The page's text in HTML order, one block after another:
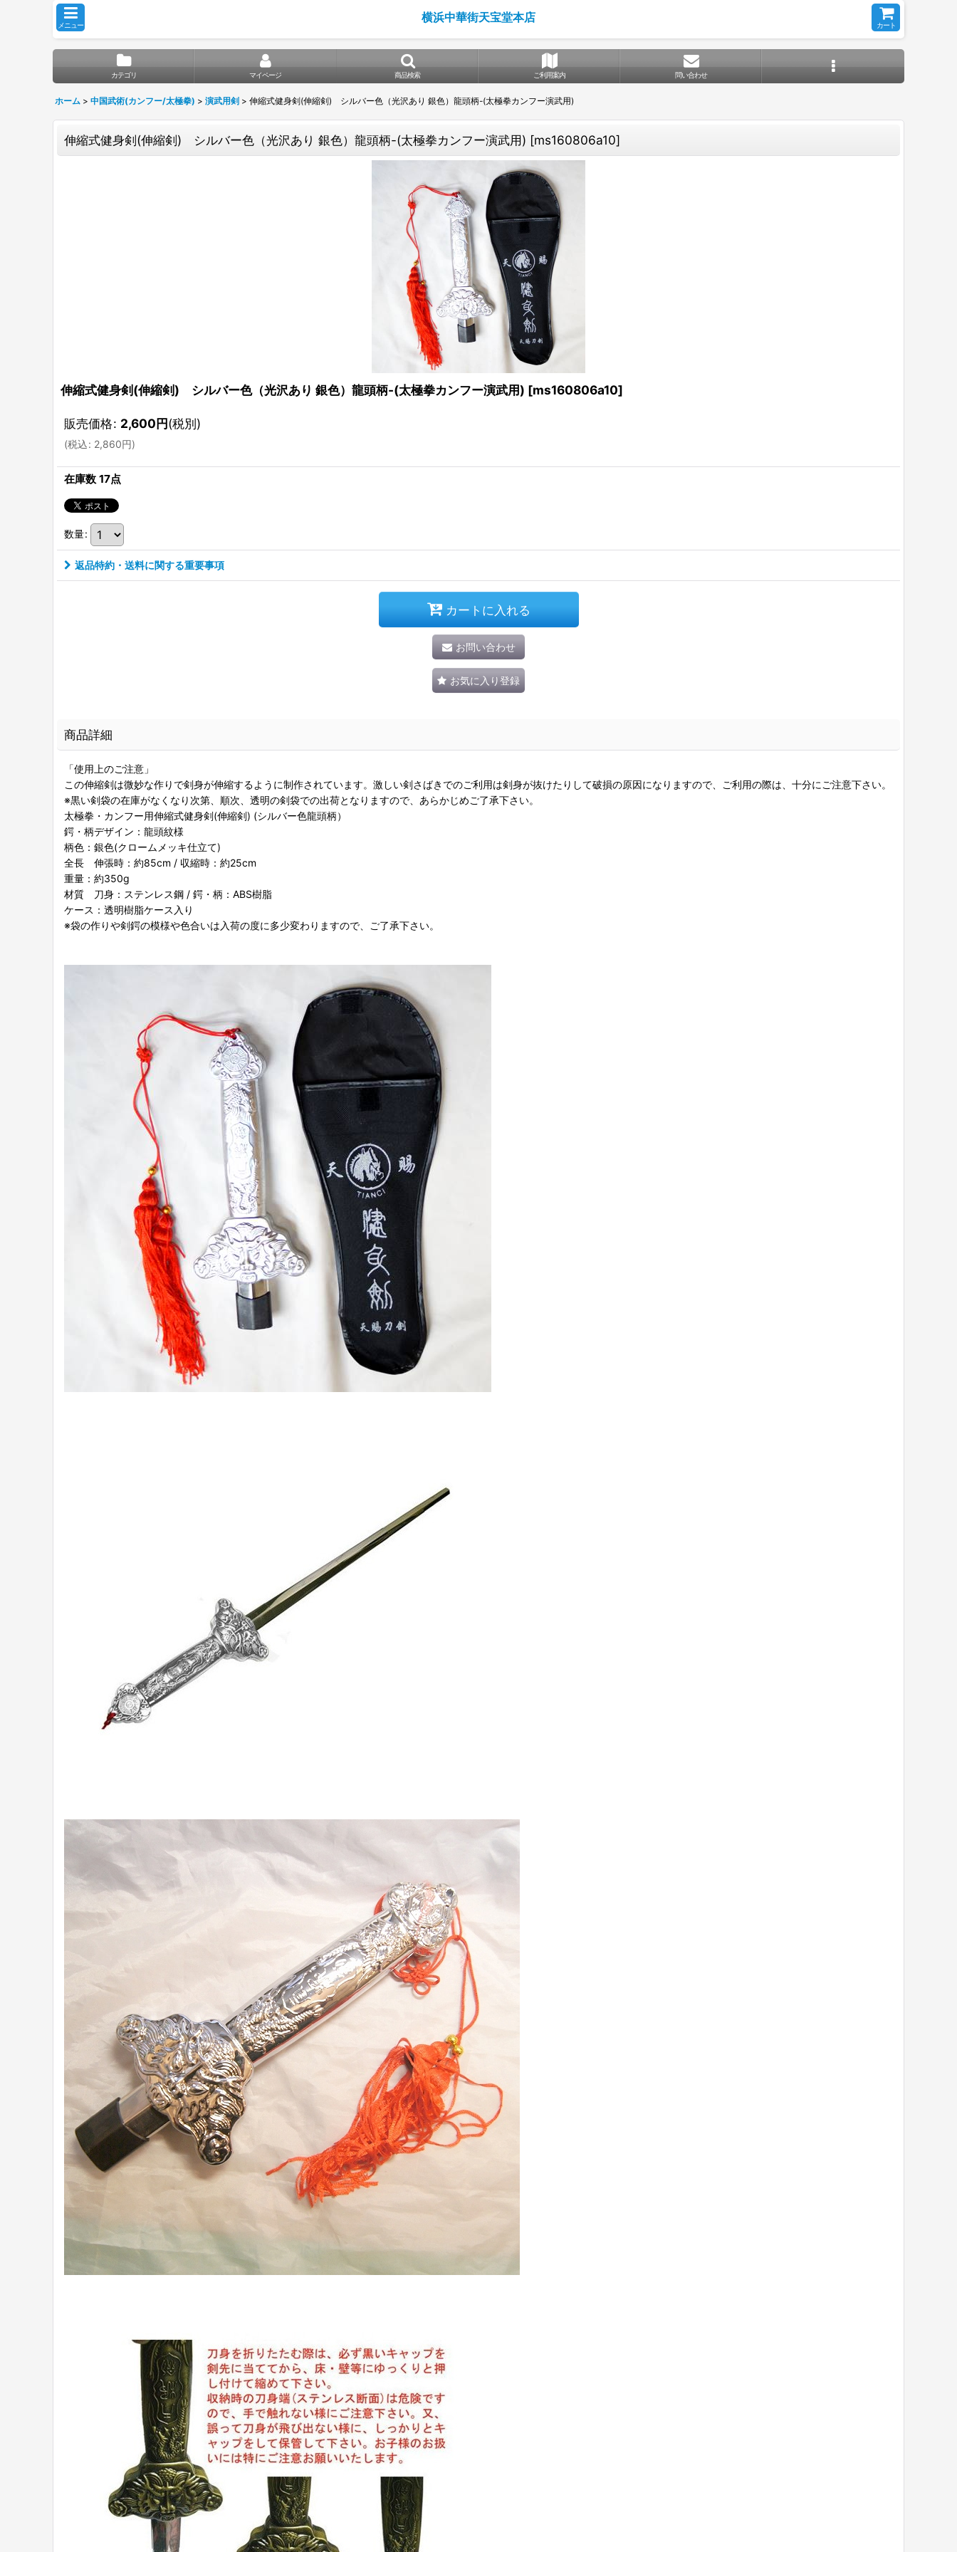
メニュー
横浜中華街天宝堂本店
カート
カテゴリ マイページ 商品検索 ご利用案内 問い合わせ
ホーム > 中国武術(カンフー/太極拳) > 演武用剣 > 伸縮式健身剣(伸縮剣) シルバー色（光沢あり 銀色）龍頭柄-(太極拳カンフー演武用)
伸縮式健身剣(伸縮剣) シルバー色（光沢あり 銀色）龍頭柄-(太極拳カンフー演武用) [ms160806a10]
伸縮式健身剣(伸縮剣) シルバー色（光沢あり 銀色）龍頭柄-(太極拳カンフー演武用) [ms160806a10]
販売価格: 2,600円(税別)
(税込: 2,860円)
在庫数 17点
数量:
返品特約・送料に関する重要事項
カートに入れる
お問い合わせ
お気に入り登録
商品詳細
「使用上のご注意」
この伸縮剣は微妙な作りで剣身が伸縮するように制作されています。激しい剣さばきでのご利用は剣身が抜けたりして破損の原因になりますので、ご利用の際は、十分にご注意下さい。
※黒い剣袋の在庫がなくなり次第、順次、透明の剣袋での出荷となりますので、あらかじめご了承下さい。
太極拳・カンフー用伸縮式健身剣(伸縮剣) (シルバー色龍頭柄）
鍔・柄デザイン：龍頭紋様
柄色：銀色(クロームメッキ仕立て)
全長 伸張時：約85cm / 収縮時：約25cm
重量：約350g
材質 刀身：ステンレス鋼 / 鍔・柄：ABS樹脂
ケース：透明樹脂ケース入り
※袋の作りや剣鍔の模様や色合いは入荷の度に多少変わりますので、ご了承下さい。